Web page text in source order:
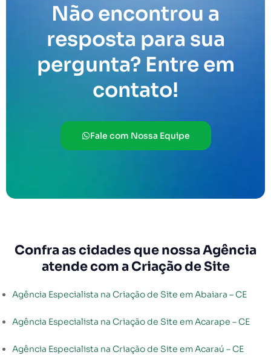
Não encontrou a
resposta para sua
pergunta? Entre em
contato!
Fale com Nossa Equipe
Confra as cidades que nossa Agência
atende com a Criação de Site
Agência Especialista na Criação de Site em Abaiara – CE
Agência Especialista na Criação de Site em Acarape – CE
Agência Especialista na Criação de Site em Acaraú – CE